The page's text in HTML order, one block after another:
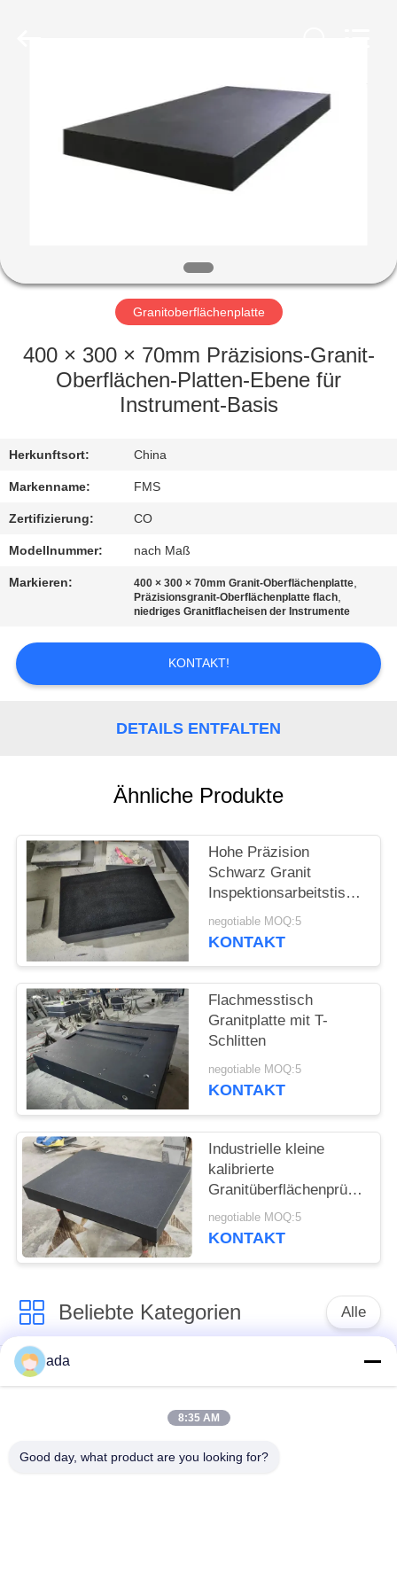
PRODUKTE
FABRIK-
AUSFLUG
QUALITÄTSKONTROLLE
SIE
MIT
UNS
IN
VERBINDUNG
FORDERN
PRIVACY
POLICY
Granitoberflächenplatte
400 × 300 × 70mm Präzisions-Granit-
Oberflächen-Platten-Ebene für
Instrument-Basis
Herkunftsort: China
Markenname: FMS
Zertifizierung: CO
Modellnummer: nach Maß
Markieren: 400 × 300 × 70mm Granit-Oberflächenplatte,
Präzisionsgranit-Oberflächenplatte flach,
niedriges Granitflacheisen der Instrumente
KONTAKT!
DETAILS ENTFALTEN
Ähnliche Produkte
Hohe Präzision
Schwarz Granit
Inspektionsarbeitstisch
00 Klasse
negotiable MOQ:5
KONTAKT
Flachmesstisch
Granitplatte mit T-
Schlitten
negotiable MOQ:5
KONTAKT
Industrielle kleine
kalibrierte
mit Ständer
negotiable MOQ:5
KONTAKT
Beliebte Kategorien Alle
Präzisions-
Oberflächenplatte
Granitoberflächenplatte
Oberflächen-Platte
Roheisen-Sohlplatten
ada
8:35 AM
Good day, what product are you looking for?